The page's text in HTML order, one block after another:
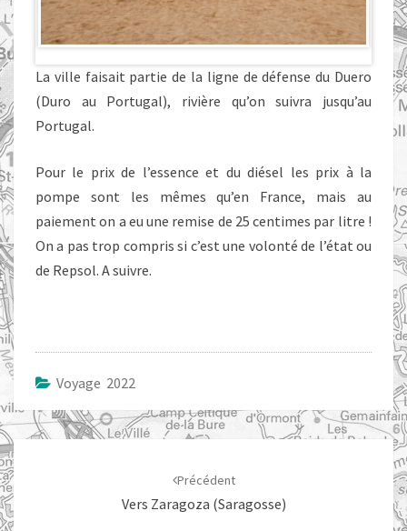
La ville faisait partie de la ligne de défense du Duero
(Duro au Portugal), rivière qu’on suivra jusqu’au
Portugal.
Pour le prix de l’essence et du diésel les prix à la
pompe sont les mêmes qu’en France, mais au
paiement on a eu une remise de 25 centimes par litre !
On a pas trop compris si c’est une volonté de l’état ou
de Repsol. A suivre.
Voyage 2022
Navigation
d'article
Précédent
Vers Zaragoza (Saragosse)